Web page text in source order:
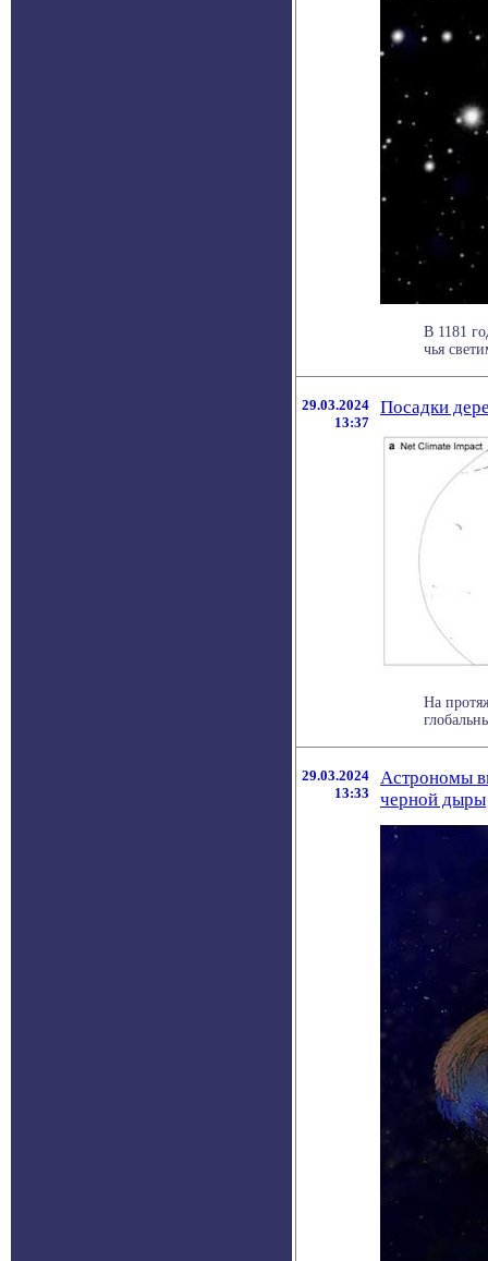
В 1181
чья
29.03.2024
13:37
Посадки
На
29.03.2024
13:33
Астрономы
черной дыры